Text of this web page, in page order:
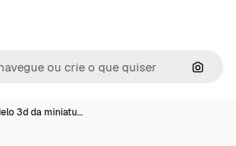
3d da miniatu…